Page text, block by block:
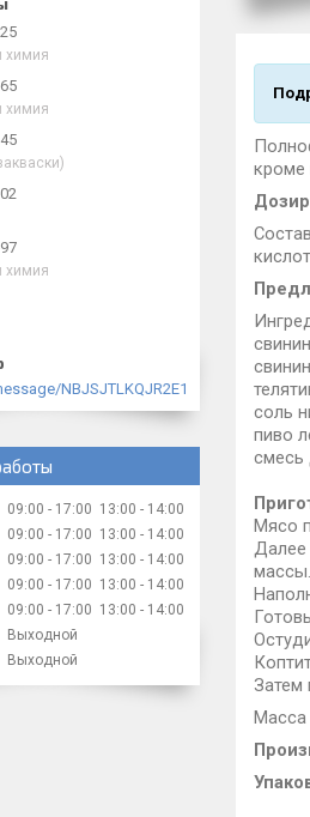
кроме
соль
пиво
смесь
Мясо
массы.
Затем
Масса
химия
химия
химия
NBJSJTLKQJR2E1
09:00 17:00 13:00
14:00
09:00 17:00 13:00
14:00
09:00 17:00 13:00
14:00
09:00 17:00 13:00
14:00
09:00 17:00 13:00
14:00
Выходной
Выходной